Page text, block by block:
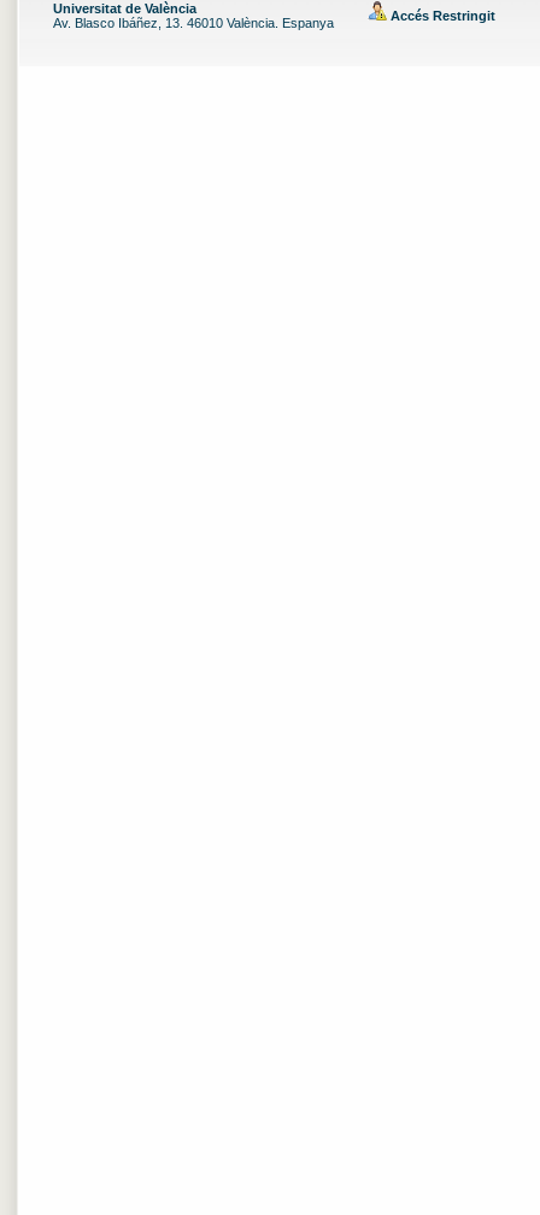
Universitat de València
Av. Blasco Ibáñez, 13. 46010 València. Espanya
Accés Restringit